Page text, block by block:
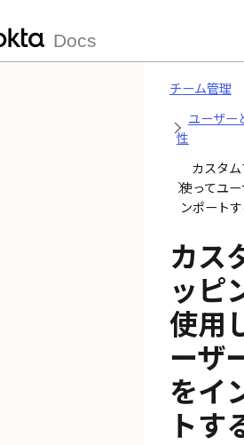
Docs
チーム管理
ユーザー
性
カスタ
使ってユ
ンポート
カス
ッピ
使用
ーザ
をイ
トす